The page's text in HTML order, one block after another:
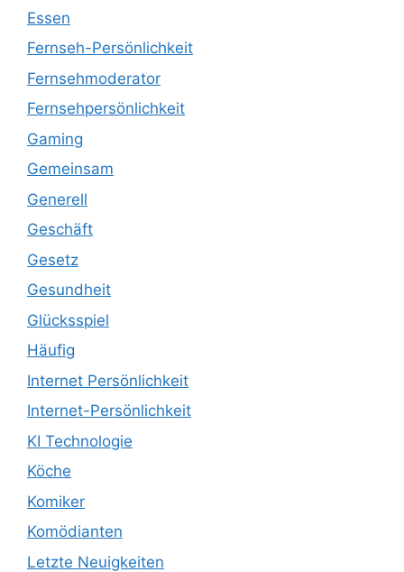
Essen
Fernseh-Persönlichkeit
Fernsehmoderator
Fernsehpersönlichkeit
Gaming
Gemeinsam
Generell
Geschäft
Gesetz
Gesundheit
Glücksspiel
Häufig
Internet Persönlichkeit
Internet-Persönlichkeit
KI Technologie
Köche
Komiker
Komödianten
Letzte Neuigkeiten